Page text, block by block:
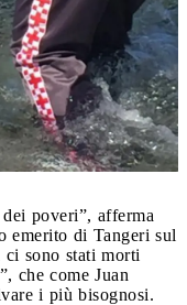
poveri”, afferma
emerito di Tangeri sul
sono stati morti
che come Juan
i più bisognosi.